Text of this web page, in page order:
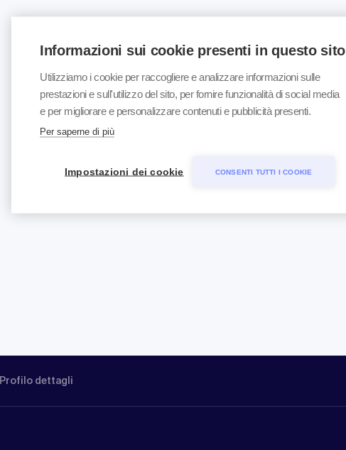
Profilo dettagli
Informazioni sui cookie presenti in questo sito
Utilizziamo i cookie per raccogliere e analizzare informazioni sulle
prestazioni e sull'utilizzo del sito, per fornire funzionalità di social media
e per migliorare e personalizzare contenuti e pubblicità presenti.
Per saperne di più
Impostazioni dei cookie CONSENTI TUTTI I COOKIE